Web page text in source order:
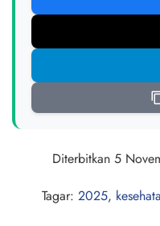
Diterbitkan 5
Tagar: 2025,